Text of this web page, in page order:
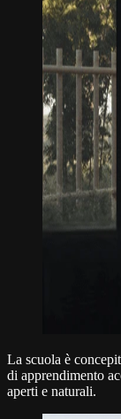
La scuola è
di apprendimento
aperti e naturali.